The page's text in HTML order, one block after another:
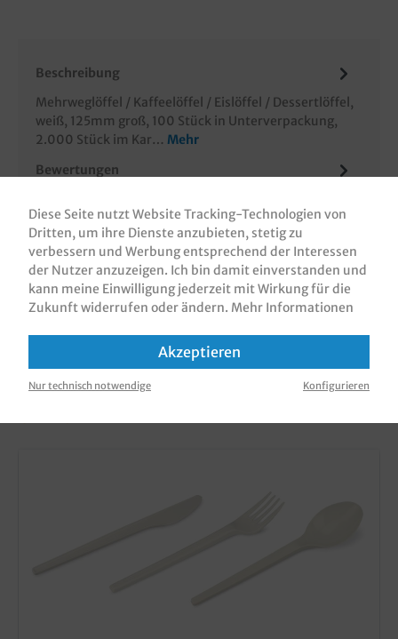
Beschreibung
Mehrweglöffel / Kaffeelöffel / Eislöffel / Dessertlöffel,
weiß, 125mm groß, 100 Stück in Unterverpackung,
2.000 Stück im Kar… Mehr
Bewertungen
HABEN, HABEN AUCH DIESE PRODUKTE
Diese Seite nutzt Website Tracking-Technologien von
Dritten, um ihre Dienste anzubieten, stetig zu
verbessern und Werbung entsprechend der Interessen
der Nutzer anzuzeigen. Ich bin damit einverstanden und
kann meine Einwilligung jederzeit mit Wirkung für die
Zukunft widerrufen oder ändern. Mehr Informationen
Akzeptieren
Nur technisch notwendige Konfigurieren